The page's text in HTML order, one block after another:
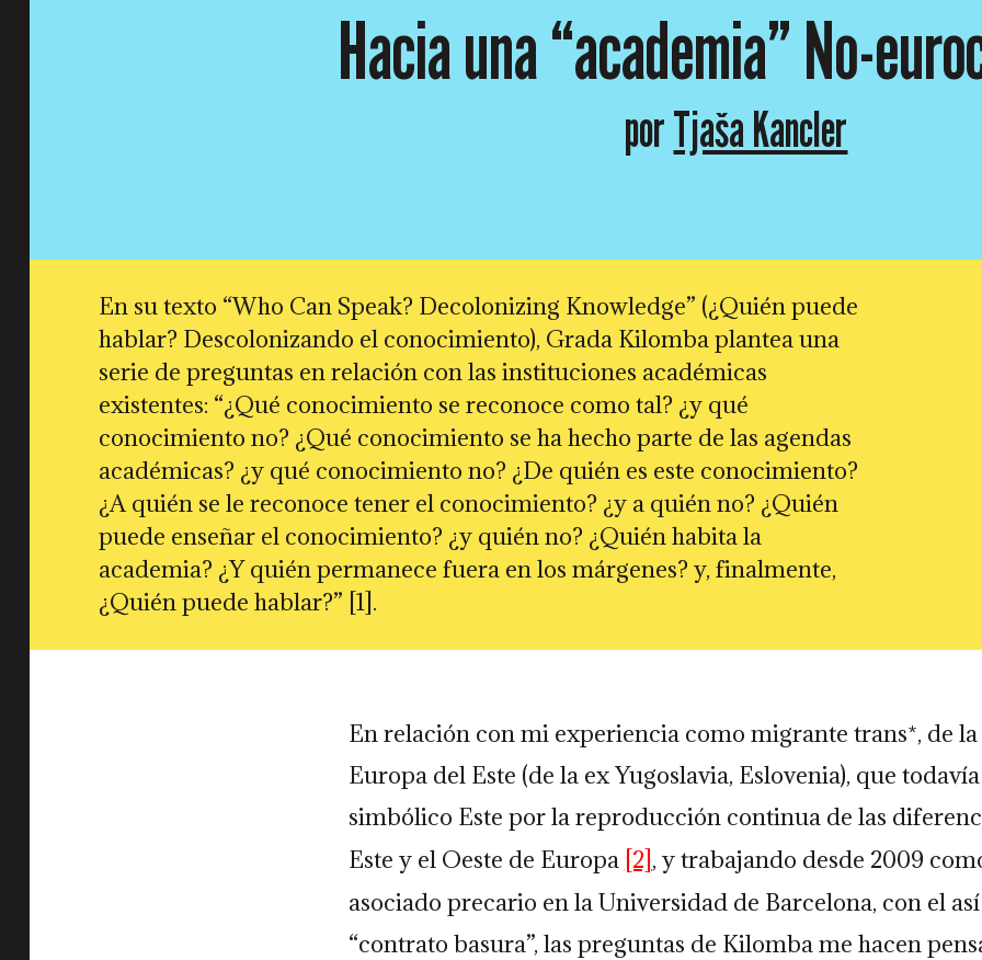
Hacia una “academia” No-
porTjaša Kancler
En su texto “Who Can Speak? Decolonizing Knowledge” (¿Quién puede
hablar? Descolonizando el conocimiento), Grada Kilomba plantea una
serie de preguntas en relación con las instituciones académicas
existentes: “¿Qué conocimiento se reconoce como tal? ¿y qué
conocimiento no? ¿Qué conocimiento se ha hecho parte de las agendas
académicas? ¿y qué conocimiento no? ¿De quién es este conocimiento?
¿A quién se le reconoce tener el conocimiento? ¿y a quién no? ¿Quién
puede enseñar el conocimiento? ¿y quién no? ¿Quién habita la
academia? ¿Y quién permanece fuera en los márgenes? y, finalmente,
¿Quién puede hablar?” [1].
En relación con mi experiencia como migrante trans*, de
Europa del Este (de la ex Yugoslavia, Eslovenia), que
simbólico Este por la reproducción continua de las
Este y el Oeste de Europa [2], y trabajando desde 2009
asociado precario en la Universidad de Barcelona, con el
“contrato basura”, las preguntas de Kilomba me hacen